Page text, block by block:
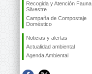
Recogida y Atención Fauna
Silvestre
Campaña de Compostaje
Doméstico
Noticias y alertas
Actualidad ambiental
Agenda Ambiental